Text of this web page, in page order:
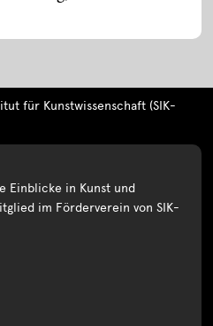
für Kunstwissenschaft (SIK-
Einblicke in Kunst und
im Förderverein von SIK-